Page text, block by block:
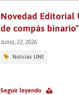
Novedad Editorial
de compás binario"
Junio, 22, 2026
Noticias UNE
Seguir leyendo